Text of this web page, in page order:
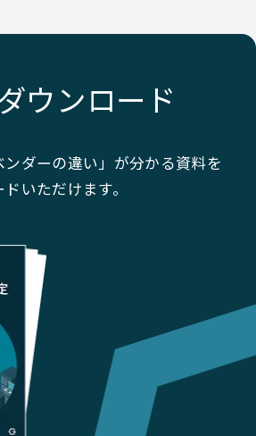
ウンロード
ンダーの違い」が分かる資料を
いただけます。